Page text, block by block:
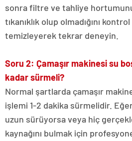
sonra filtre ve tahliye
tıkanıklık olup olmadığını
temizleyerek tekrar deneyin.
Soru 2: Çamaşır makinesi su
kadar sürmeli?
Normal şartlarda çamaşır
işlemi 1-2 dakika sürmelidir.
uzun sürüyorsa veya hiç
kaynağını bulmak için